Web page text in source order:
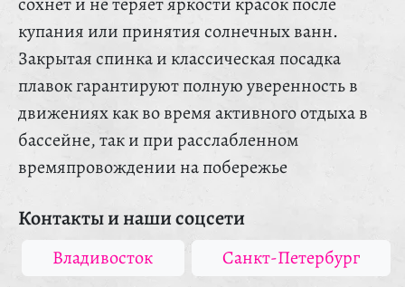
купания или принятия солнечных ванн.
Закрытая спинка и классическая посадка
плавок гарантируют полную уверенность в
движениях как во время активного отдыха в
бассейне, так и при расслабленном
времяпровождении на побережье
Контакты и наши соцсети
Владивосток Санкт-Петербург